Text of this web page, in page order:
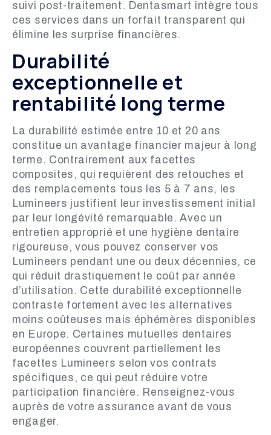
suivi post-traitement. Dentasmart intègre tous
ces services dans un forfait transparent qui
élimine les surprise financières.
Durabilité
exceptionnelle et
rentabilité long terme
La durabilité estimée entre 10 et 20 ans
constitue un avantage financier majeur à long
terme. Contrairement aux facettes
composites, qui requièrent des retouches et
des remplacements tous les 5 à 7 ans, les
Lumineers justifient leur investissement initial
par leur longévité remarquable. Avec un
entretien approprié et une hygiène dentaire
rigoureuse, vous pouvez conserver vos
Lumineers pendant une ou deux décennies, ce
qui réduit drastiquement le coût par année
d’utilisation. Cette durabilité exceptionnelle
contraste fortement avec les alternatives
moins coûteuses mais éphémères disponibles
en Europe. Certaines mutuelles dentaires
européennes couvrent partiellement les
facettes Lumineers selon vos contrats
spécifiques, ce qui peut réduire votre
participation financière. Renseignez-vous
auprès de votre assurance avant de vous
engager.